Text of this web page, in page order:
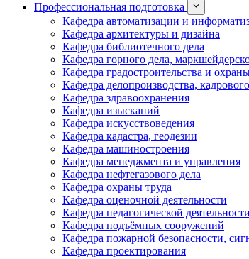
Профессиональная подготовка
Кафедра автоматизации и
Кафедра архитектуры и дизайна
Кафедра библиотечного дела
Кафедра горного дела,
Кафедра градостроительства и
Кафедра делопроизводства,
Кафедра здравоохранения
Кафедра изысканий
Кафедра искусствоведения
Кафедра кадастра, геодезии
Кафедра машиностроения
Кафедра менеджмента и управления
Кафедра нефтегазового дела
Кафедра охраны труда
Кафедра оценочной деятельности
Кафедра педагогической деятельности
Кафедра подъёмных сооружений
Кафедра пожарной безопасности,
Кафедра проектирования